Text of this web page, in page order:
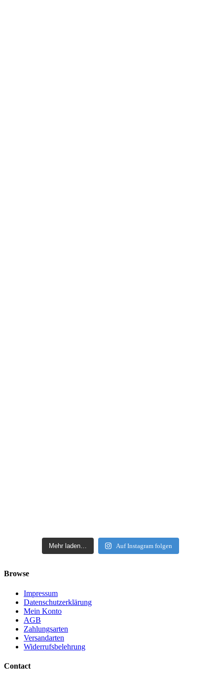
Mehr laden… Auf Instagram folgen
Browse
Impressum
Datenschutzerklärung
Mein Konto
AGB
Zahlungsarten
Versandarten
Widerrufsbelehrung
Contact